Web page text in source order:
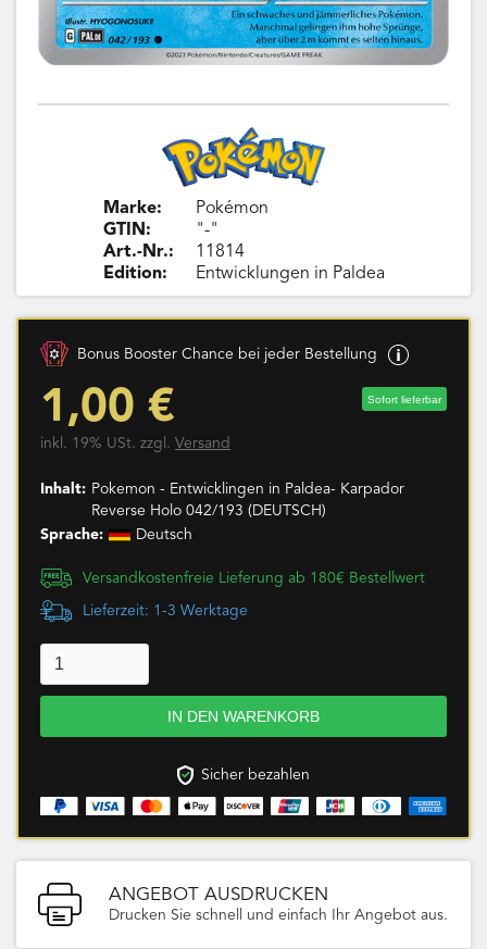
Marke:
GTIN:
Art.-Nr.:
Edition:
Pokémon
"-"
11814
Entwicklungen in Paldea
Bonus Booster Chance bei jeder Bestellung
1,00 € Sofort lieferbar
inkl. 19% USt. zzgl. Versand
Inhalt: Pokemon - Entwicklingen in Paldea- Karpador
Reverse Holo 042/193 (DEUTSCH)
Sprache:
Deutsch
Versandkostenfreie Lieferung ab 180€ Bestellwert
Lieferzeit: 1-3 Werktage
Sicher bezahlen
ANGEBOT AUSDRUCKEN
Drucken Sie schnell und einfach Ihr Angebot aus.